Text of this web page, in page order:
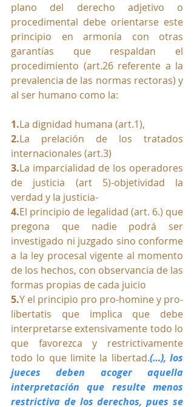
plano del derecho adjetivo o
procedimental debe orientarse este
principio en armonía con otras
garantías que respaldan el
procedimiento (art.26 referente a la
prevalencia de las normas rectoras) y
al ser humano como la:
1.La dignidad humana (art.1),
2.La prelación de los tratados
internacionales (art.3)
3.La imparcialidad de los operadores
de justicia (art 5)-objetividad la
verdad y la justicia-
4.El principio de legalidad (art. 6.) que
pregona que nadie podrá ser
investigado ni juzgado sino conforme
a la ley procesal vigente al momento
de los hechos, con observancia de las
formas propias de cada juicio
5.Y el principio pro pro-homine y pro-
libertatis que implica
que debe
interpretarse extensivamente todo lo
que favorezca y restrictivamente
todo lo que limite la libertad.(…), los
jueces deben acoger aquella
interpretación que resulte menos
restrictiva de los derechos, pues se